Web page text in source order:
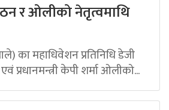
र ओलीको नेतृत्वमाथि
का महाधिवेशन प्रतिनिधि डेजी
प्रधानमन्त्री केपी शर्मा ओलीको...